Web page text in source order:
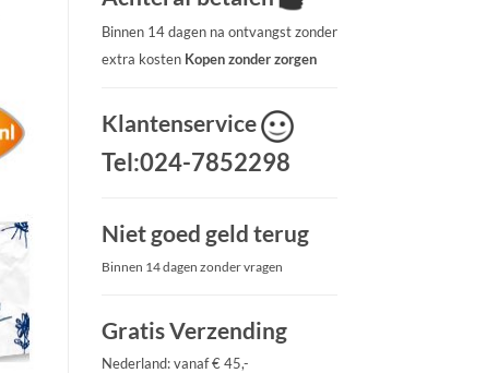
Binnen 14 dagen na ontvangst zonder
extra kosten Kopen zonder zorgen
Klantenservice
Tel:024-7852298
Niet goed geld terug
Binnen 14 dagen zonder vragen
Gratis Verzending
Nederland: vanaf € 45,-